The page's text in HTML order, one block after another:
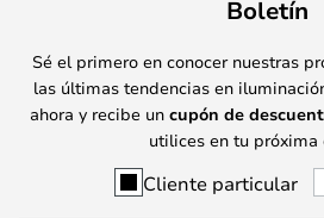
Boletín
Sé el primero en conocer nuestras
las últimas tendencias en
ahora y recibe un cupón de
utilices en tu próxima
Cliente particular